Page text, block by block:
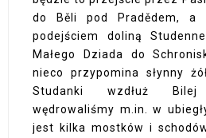
do Běli pod Pradědem, a
podejściem doliną
Małego Dziada do
nieco przypomina słynny
Studanki wzdłuż
wędrowaliśmy m.in. w
jest kilka mostków i